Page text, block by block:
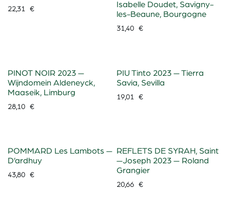
22,31 €
Isabelle Doudet, Savigny-
les-Beaune, Bourgogne
31,40€
PINOT NOIR 2023 —
Wijndomein Aldeneyck,
Maaseik, Limburg
28,10 €
PIU Tinto 2023 — Tierra
Savia, Sevilla
19,01 €
POMMARD Les Lambots —
D’ardhuy
43,80 €
REFLETS DE SYRAH, Saint
—Joseph 2023 — Roland
Grangier
20,66€